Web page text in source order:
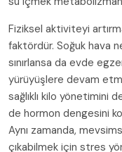
Fiziksel aktiviteyi
faktördür. Soğuk hava
sınırlansa da evde
yürüyüşlere devam
sağlıklı kilo yönetimini
de hormon dengesini
Aynı zamanda,
çıkabilmek için stres